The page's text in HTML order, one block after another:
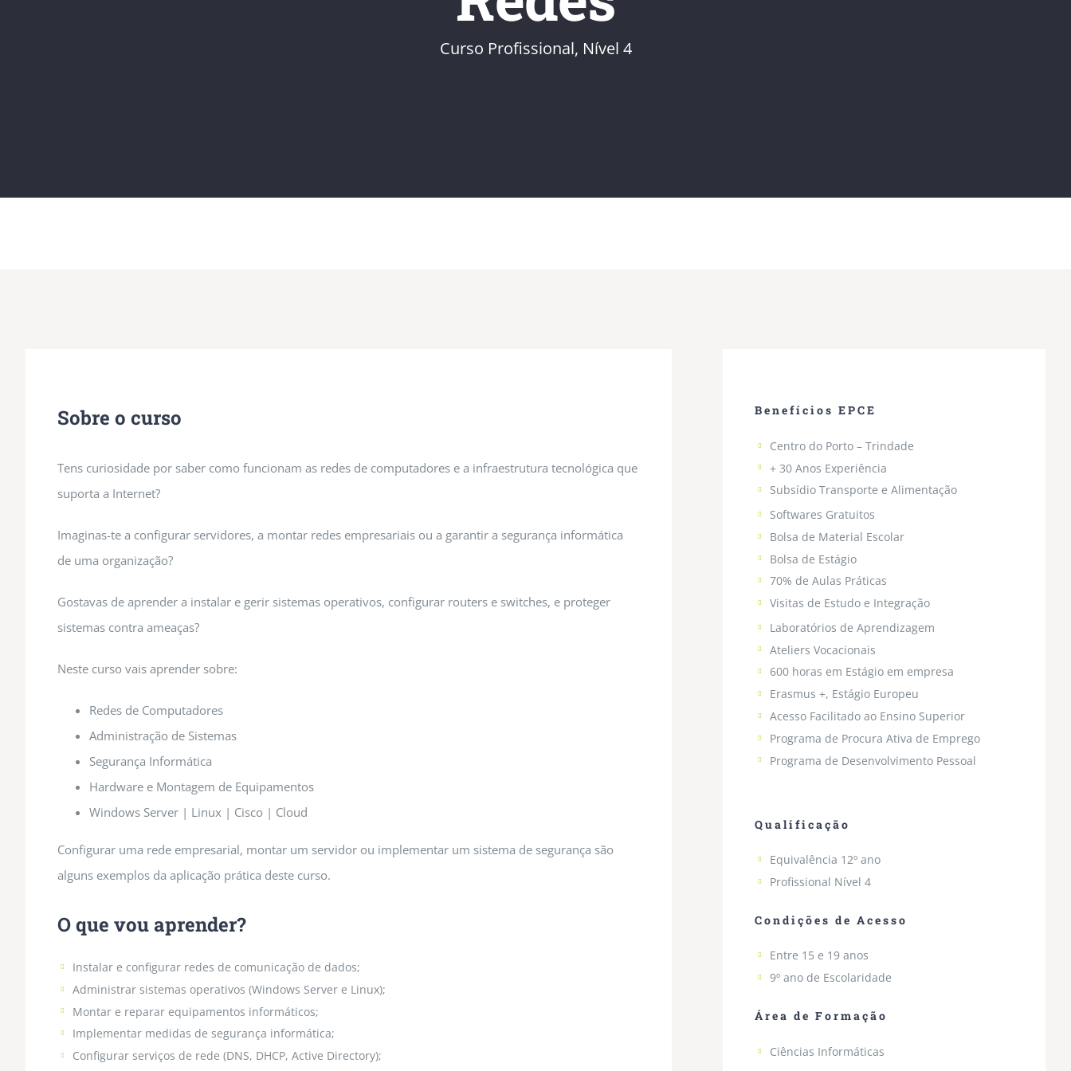
Curso Profissional, Nível 4
Sobre o curso
Tens curiosidade por saber como funcionam as redes de computadores e a infraestrutura tecnológica que
suporta a Internet?
Imaginas-te a configurar servidores, a montar redes empresariais ou a garantir a segurança informática
de uma organização?
Gostavas de aprender a instalar e gerir sistemas operativos, configurar routers e switches, e proteger
sistemas contra ameaças?
Neste curso vais aprender sobre:
Redes de Computadores
Administração de Sistemas
Segurança Informática
Hardware e Montagem de Equipamentos
Windows Server | Linux | Cisco | Cloud
Configurar uma rede empresarial, montar um servidor ou implementar um sistema de segurança são
alguns exemplos da aplicação prática deste curso.
O que vou aprender?
Instalar e configurar redes de comunicação de dados;
Administrar sistemas operativos (Windows Server e Linux);
Montar e reparar equipamentos informáticos;
Implementar medidas de segurança informática;
Configurar serviços de rede (DNS, DHCP, Active Directory);
Benefícios EPCE
Centro do Porto – Trindade
+ 30 Anos Experiência
Subsídio Transporte e Alimentação
Softwares Gratuitos
Bolsa de Material Escolar
Bolsa de Estágio
70% de Aulas Práticas
Visitas de Estudo e Integração
Laboratórios de Aprendizagem
Ateliers Vocacionais
600 horas em Estágio em empresa
Erasmus +, Estágio Europeu
Acesso Facilitado ao Ensino Superior
Programa de Procura Ativa de Emprego
Programa de Desenvolvimento Pessoal
Qualificação
Equivalência 12º ano
Profissional Nível 4
Condições de Acesso
Entre 15 e 19 anos
9º ano de Escolaridade
Área de Formação
Ciências Informáticas